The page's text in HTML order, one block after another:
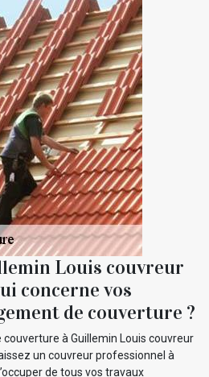
Louis couvreur
concerne vos
de couverture ?
à Guillemin Louis couvreur
un couvreur professionnel à
de tous vos travaux